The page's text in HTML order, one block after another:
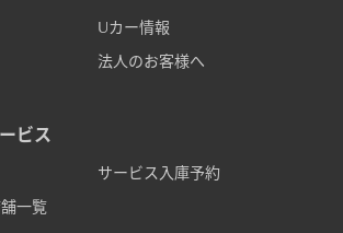
Uカー情報
法人のお客様へ
ビス
サービス入庫予約
一覧